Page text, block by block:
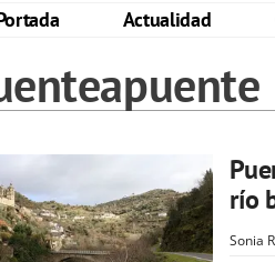
Actualidad
río
Sonia